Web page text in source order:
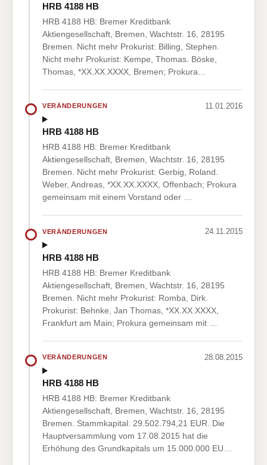
HRB 4188 HB
HRB 4188 HB: Bremer Kreditbank
Aktiengesellschaft, Bremen, Wachtstr. 16, 28195
Bremen. Nicht mehr Prokurist: Billing, Stephen.
Nicht mehr Prokurist: Kempe, Thomas. Böske,
Thomas, *XX.XX.XXXX, Bremen; Prokura…
VERÄNDERUNGEN 11.01.2016
HRB 4188 HB
HRB 4188 HB: Bremer Kreditbank
Aktiengesellschaft, Bremen, Wachtstr. 16, 28195
Bremen. Nicht mehr Prokurist: Gerbig, Roland.
Weber, Andreas, *XX.XX.XXXX, Offenbach; Prokura
gemeinsam mit einem Vorstand oder …
VERÄNDERUNGEN 24.11.2015
HRB 4188 HB
HRB 4188 HB: Bremer Kreditbank
Aktiengesellschaft, Bremen, Wachtstr. 16, 28195
Bremen. Nicht mehr Prokurist: Romba, Dirk.
Prokurist: Behnke, Jan Thomas, *XX.XX.XXXX,
Frankfurt am Main; Prokura gemeinsam mit …
VERÄNDERUNGEN 28.08.2015
HRB 4188 HB
HRB 4188 HB: Bremer Kreditbank
Aktiengesellschaft, Bremen, Wachtstr. 16, 28195
Bremen. Stammkapital: 29.502.794,21 EUR. Die
Hauptversammlung vom 17.08.2015 hat die
Erhöhung des Grundkapitals um 15.000.000 EU…